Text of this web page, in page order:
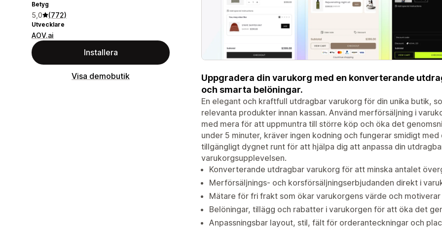
Betyg
5,0 (772)
Utvecklare
AOV.ai
Installera
Visa demobutik
Uppgradera din varukorg med en konverterande
och smarta belöningar.
En elegant och kraftfull utdragbar varukorg för din unika butik,
relevanta produkter innan kassan. Använd merförsäljning i
med mera för att uppmuntra till större köp och öka det
under 5 minuter, kräver ingen kodning och fungerar smidigt
tillgängligt dygnet runt för att hjälpa dig att anpassa din
varukorgsupplevelsen.
Konverterande utdragbar varukorg för att minska antalet
Merförsäljnings- och korsförsäljningserbjudanden direkt i
Mätare för fri frakt som ökar varukorgens värde och
Belöningar, tillägg och rabatter i varukorgen för att öka det
Anpassningsbar layout, stil, fält för orderanteckningar och